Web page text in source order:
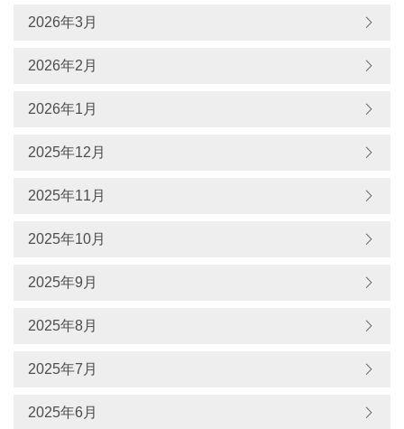
2026年3月
2026年2月
2026年1月
2025年12月
2025年11月
2025年10月
2025年9月
2025年8月
2025年7月
2025年6月